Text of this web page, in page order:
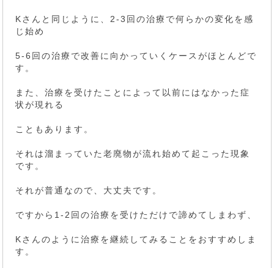
Kさんと同じように、2-3回の治療で何らかの変化を感
じ始め
5-6回の治療で改善に向かっていくケースがほとんどで
す。
また、治療を受けたことによって以前にはなかった症
状が現れる
こともあります。
それは溜まっていた老廃物が流れ始めて起こった現象
です。
それが普通なので、大丈夫です。
ですから1-2回の治療を受けただけで諦めてしまわず、
Kさんのように治療を継続してみることをおすすめしま
す。